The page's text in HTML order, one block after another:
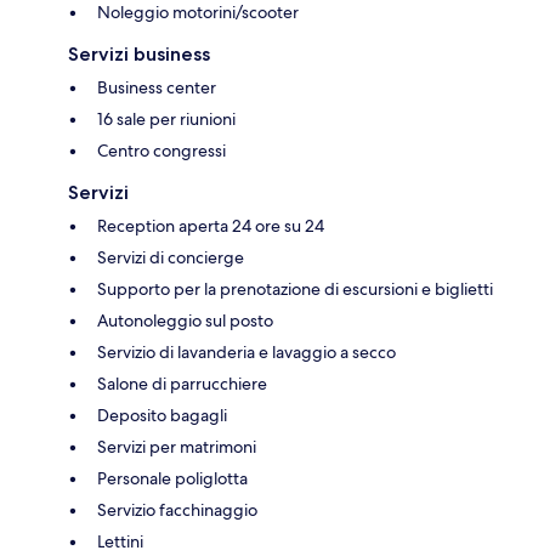
Noleggio motorini/scooter
Servizi business
Business center
16 sale per riunioni
Centro congressi
Servizi
Reception aperta 24 ore su 24
Servizi di concierge
Supporto per la prenotazione di escursioni e biglietti
Autonoleggio sul posto
Servizio di lavanderia e lavaggio a secco
Salone di parrucchiere
Deposito bagagli
Servizi per matrimoni
Personale poliglotta
Servizio facchinaggio
Lettini